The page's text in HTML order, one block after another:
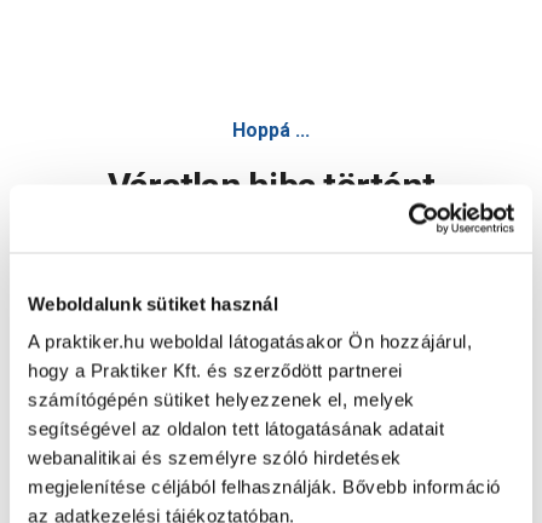
Weboldalunk sütiket használ
A praktiker.hu weboldal látogatásakor Ön hozzájárul,
hogy a Praktiker Kft. és szerződött partnerei
számítógépén sütiket helyezzenek el, melyek
segítségével az oldalon tett látogatásának adatait
webanalitikai és személyre szóló hirdetések
megjelenítése céljából felhasználják. Bővebb információ
az adatkezelési tájékoztatóban.
Hoppá ...
Váratlan hiba történt
Oldal újratöltése